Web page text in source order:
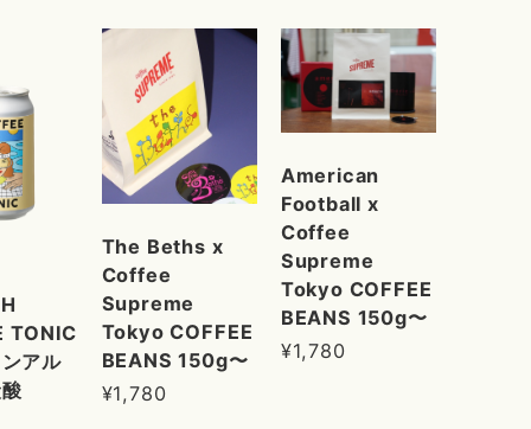
TONIC
アル
The Beths x
Coffee
Supreme
Tokyo COFFEE
BEANS 150g〜
¥1,780
American
Football x
Coffee
Supreme
Tokyo COFFEE
BEANS 150g〜
¥1,780